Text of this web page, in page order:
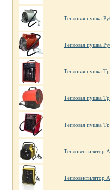
Тепловая пушка
Тепловая пушка
Тепловая пушка
Тепловая пушка
Тепловая пушка
Тепловентилятор
Тепловентилятор